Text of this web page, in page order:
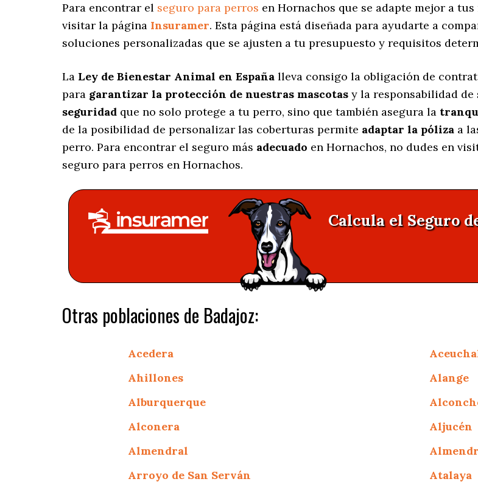
Para encontrar el seguro para perros en Hornachos que se adapte mejor a
visitar la página Insuramer. Esta página está diseñada para ayudarte a
soluciones personalizadas que se ajusten a tu presupuesto y requisitos
La Ley de Bienestar Animal en España lleva consigo la obligación de
para garantizar la protección de nuestras mascotas y la responsabilidad de
seguridad que no solo protege a tu perro, sino que también asegura la
de la posibilidad de personalizar las coberturas permite adaptar la póliza a
perro. Para encontrar el seguro más adecuado en Hornachos, no dudes en
seguro para perros en Hornachos.
Calcula el Seguro
Otras poblaciones de Badajoz:
Acedera
Ahillones
Alange
Alburquerque
Alconera
Aljucén
Almendral
Arroyo de San Serván
Atalaya